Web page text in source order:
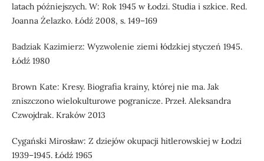
latach późniejszych. W: Rok 1945 w Łodzi. Studia i szkice. Red.
Joanna Żelazko. Łódź 2008, s. 149–169
Badziak Kazimierz: Wyzwolenie ziemi łódzkiej styczeń 1945.
Łódź 1980
Brown Kate: Kresy. Biografia krainy, której nie ma. Jak
zniszczono wielokulturowe pogranicze. Przeł. Aleksandra
Czwojdrak. Kraków 2013
Cygański Mirosław: Z dziejów okupacji hitlerowskiej w Łodzi
1939–1945. Łódź 1965